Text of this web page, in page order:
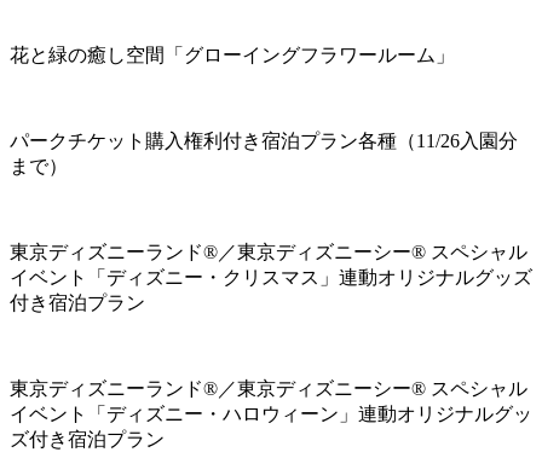
花と緑の癒し空間「グローイングフラワールーム」
パークチケット購入権利付き宿泊プラン各種（11/26入園分
まで）
東京ディズニーランド®／東京ディズニーシー® スペシャル
イベント「ディズニー・クリスマス」連動オリジナルグッズ
付き宿泊プラン
東京ディズニーランド®／東京ディズニーシー® スペシャル
イベント「ディズニー・ハロウィーン」連動オリジナルグッ
ズ付き宿泊プラン